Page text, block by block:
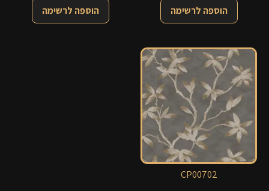
הוספה לרשימה הוספה לרשימה
CP00702